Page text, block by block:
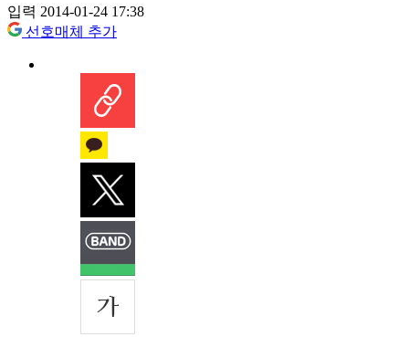
입력 2014-01-24 17:38
선호매체 추가